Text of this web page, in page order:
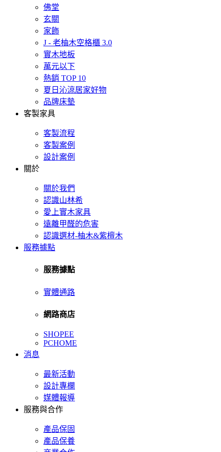
佛堂
玄關
家飾
J - 老柚木空格櫃 3.0
實木地板
萬元以下
熱銷 TOP 10
夏日沁涼居家好物
品牌床墊
客製家具
客製流程
客製案例
設計案例
關於
關於我們
認識山林希
愛上實木家具
遠離甲醛的危害
認識選材-柚木&紫檀木
服務據點
服務據點
實體通路
網路商店
SHOPEE
PCHOME
消息
最新活動
設計專欄
媒體報導
服務與合作
產品保固
產品保養